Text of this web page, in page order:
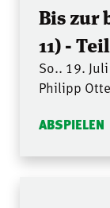
Bis zur
11) -
So.. 19.
Philipp
ABSPIELEN